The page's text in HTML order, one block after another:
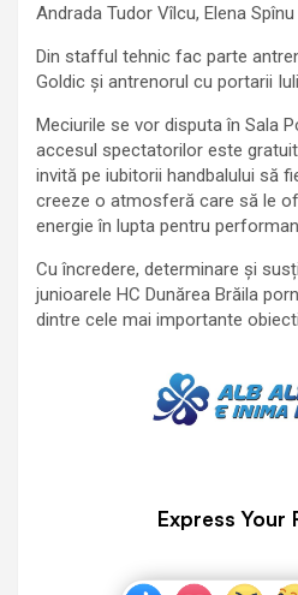
Andrada Tudor Vîlcu, Elena
Din stafful tehnic fac parte
Goldic și antrenorul cu portarii
Meciurile se vor disputa în Sala
accesul spectatorilor este
invită pe iubitorii handbalului să
creeze o atmosferă care să le
energie în lupta pentru
Cu încredere, determinare și
junioarele HC Dunărea Brăila
dintre cele mai importante
Express Your